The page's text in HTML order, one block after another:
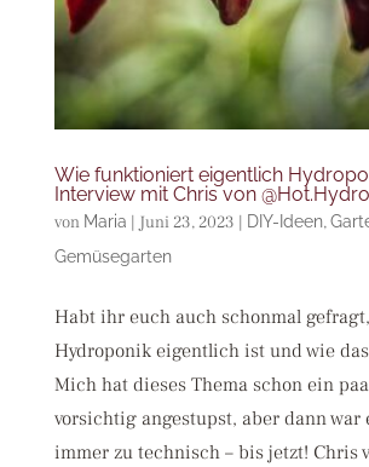
Wie funktioniert eigentlich
Interview mit Chris von
von Maria Juni 23, 2023 DIY-Ideen,
Gemüsegarten
Habt ihr euch auch schonmal
Hydroponik eigentlich ist und wie
Mich hat dieses Thema schon ein
vorsichtig angestupst, aber dann war
immer zu technisch – bis jetzt! Chris